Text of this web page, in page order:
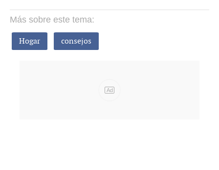
Más sobre este tema:
Hogar consejos
Ad